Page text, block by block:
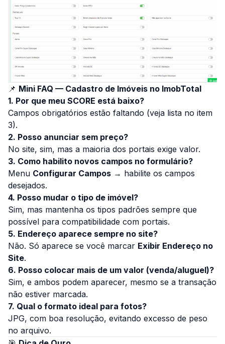
📌 Mini FAQ — Cadastro de Imóveis no ImobTotal
1. Por que meu SCORE está baixo?
Campos obrigatórios estão faltando (veja lista no item
3).
2. Posso anunciar sem preço?
No site, sim, mas a maioria dos portais exige valor.
3. Como habilito novos campos no formulário?
Menu Configurar Campos → habilite os campos
desejados.
4. Posso mudar o tipo de imóvel?
Sim, mas mantenha os tipos padrões sempre que
possível para compatibilidade com portais.
5. Endereço aparece sempre no site?
Não. Só aparece se você marcar Exibir Endereço no
Site.
6. Posso colocar mais de um valor (venda/aluguel)?
Sim, e ambos podem aparecer, mesmo se a transação
não estiver marcada.
7. Qual o formato ideal para fotos?
JPG, com boa resolução, evitando excesso de peso
no arquivo.